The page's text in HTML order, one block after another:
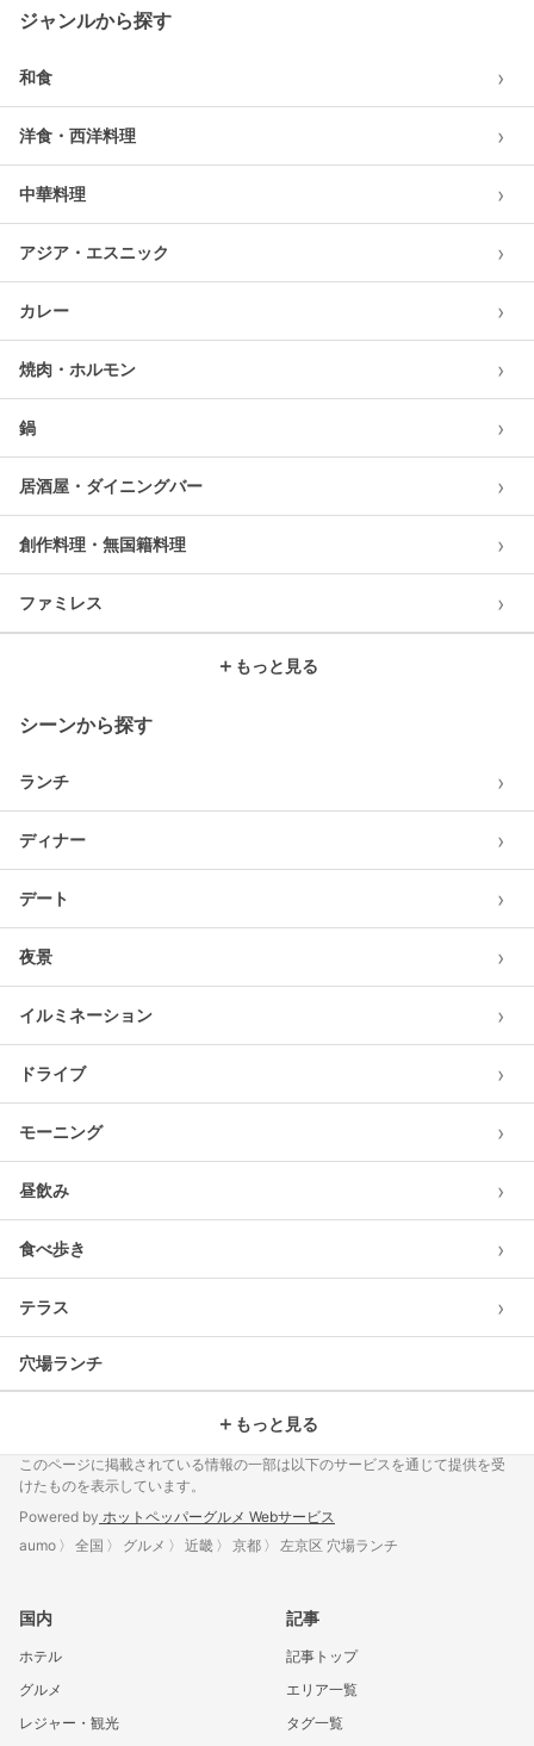
ジャンルから探す
和食 ›
洋食・西洋料理 ›
中華料理 ›
アジア・エスニック ›
カレー ›
焼肉・ホルモン ›
鍋 ›
居酒屋・ダイニングバー ›
創作料理・無国籍料理 ›
ファミレス ›
＋ もっと見る
シーンから探す
ランチ ›
ディナー ›
デート ›
夜景 ›
イルミネーション ›
ドライブ ›
モーニング ›
昼飲み ›
食べ歩き ›
テラス ›
穴場ランチ
＋ もっと見る
このページに掲載されている情報の一部は以下のサービスを通じて提供を受
けたものを表示しています。
Powered by ホットペッパーグルメ Webサービス
aumo
全国 グルメ 近畿 京都 左京区 穴場ランチ
国内
ホテル
グルメ
レジャー・観光
記事
記事トップ
エリア一覧
タグ一覧